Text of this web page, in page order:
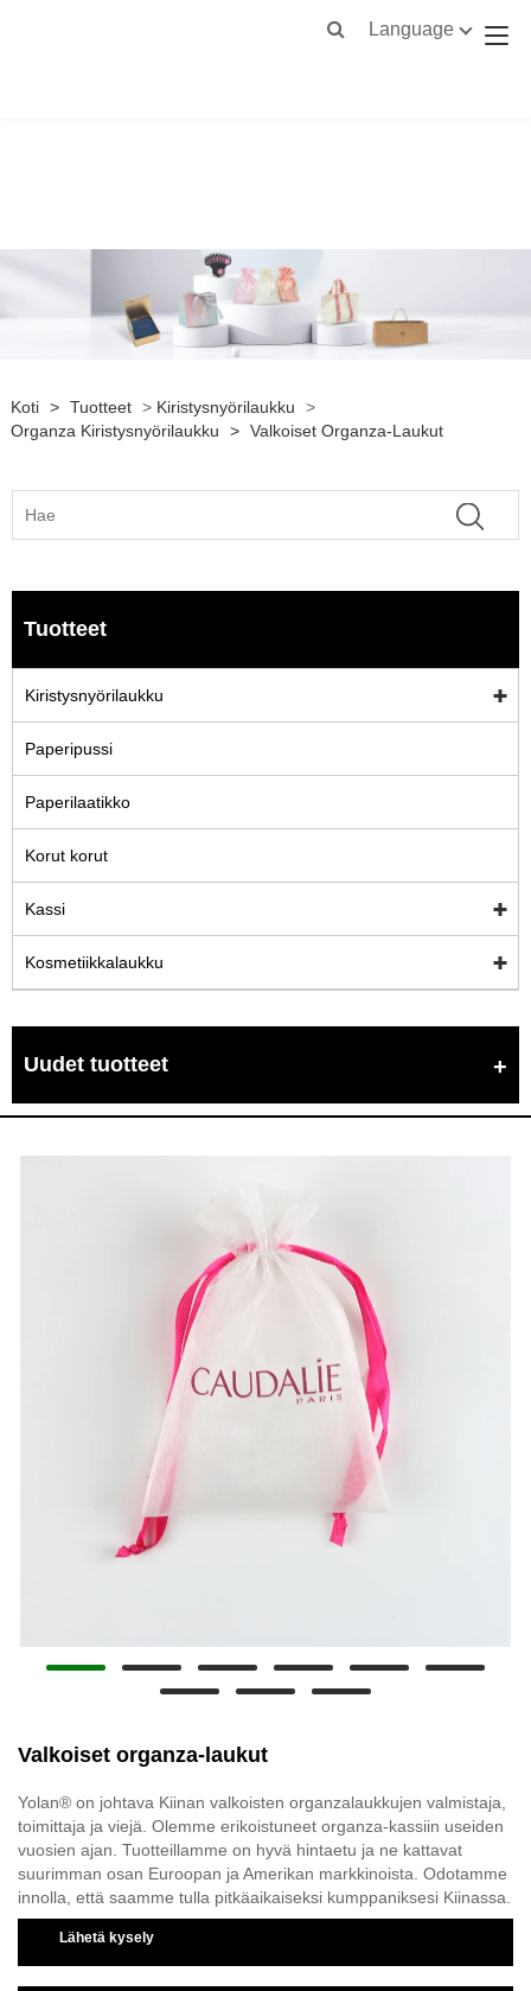
Language
Koti > Tuotteet > Kiristysnyörilaukku
>
Organza Kiristysnyörilaukku
> Valkoiset Organza-Laukut
Tuotteet
Kiristysnyörilaukku
Paperipussi
Paperilaatikko
Korut korut
Kassi
Kosmetiikkalaukku
Uudet tuotteet
Valkoiset organza-laukut
Yolan® on johtava Kiinan valkoisten organzalaukkujen valmistaja,
toimittaja ja viejä. Olemme erikoistuneet organza-kassiin useiden
vuosien ajan. Tuotteillamme on hyvä hintaetu ja ne kattavat
suurimman osan Euroopan ja Amerikan markkinoista. Odotamme
innolla, että saamme tulla pitkäaikaiseksi kumppaniksesi Kiinassa.
Lähetä kysely